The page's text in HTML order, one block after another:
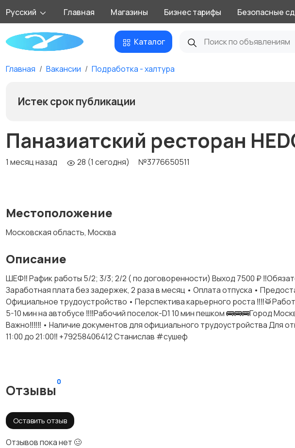
Русский Главная Магазины Бизнес тарифы Безопасные
Каталог
Главная Вакансии Подработка - халтура
Истек срок публикации
Паназиатский ресторан
1 месяц назад 28 (1 сегодня) №3776650511
Местоположение
Московская область, Москва
Описание
ШЕФ‼️ Рафик работы 5/2; 3/3; 2/2 ( по договоренности) Выход 7500 ₽
Заработная плата без задержек, 2 раза в месяц • ⁠Оплата отпуска •
Официальное трудоустройство • Перспектива карьерного роста
5-10 мин на автобусе ‼️‼️Рабочий поселок-D1 10 мин пешком 🚌🚌🚌Город
Важно‼️‼️‼️ • Наличие документов для официального трудоустройства Для
11:00 до 21:00‼️ +79258406412 Станислав #сушеф
Отзывы
0
Оставить отзыв
Отзывов пока нет 🥴